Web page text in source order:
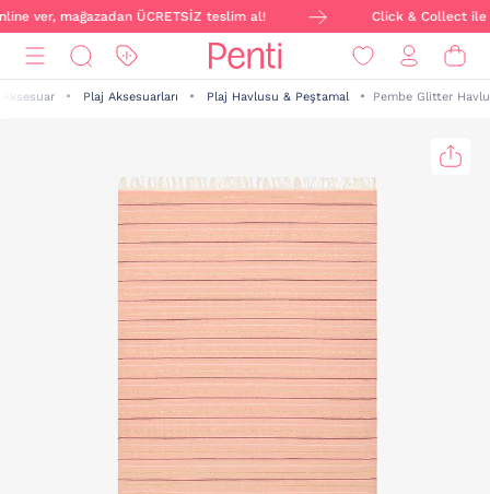
ver, mağazadan ÜCRETSİZ teslim al! Click & Collect ile
Aksesuar Plaj Aksesuarları Plaj Havlusu & Peştamal Pembe Glitter Havlu